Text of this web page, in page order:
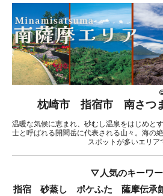
枕崎市 指宿市 南さつ
温暖な気候に恵まれ、砂むし温泉をはじめと
士と呼ばれる開聞岳に代表される山々。海の
スポットが多いエリア
▽人気のキーワ
指宿 砂蒸し ポケふた 薩摩伝承